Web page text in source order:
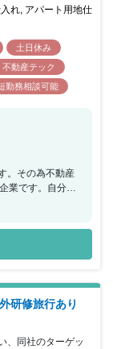
れ, アパート用地仕
土日休み
不動産テック
勤務相談可能
。その為不動産
業です。自分の
、専門性を高め
求人です。
研修旅行あり